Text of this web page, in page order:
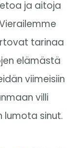
ja aitoja
tarinaa
elämästä
viimeisiin
villi
lumota sinut.